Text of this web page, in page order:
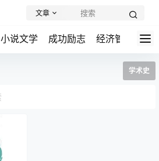
小说文学 成功励志 经济管理 学
文章
学术史